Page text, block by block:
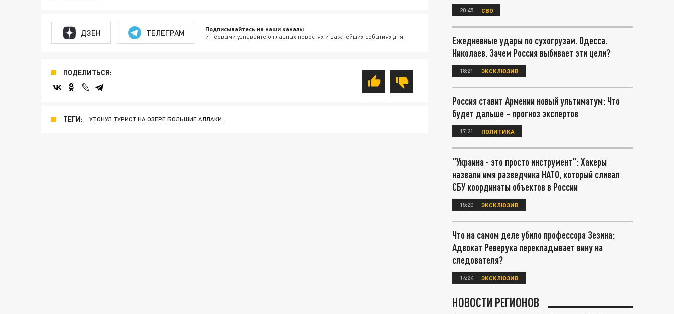
ДЗЕН ТЕЛЕГРАМ Подписывайтесь на наши каналы
и первыми узнавайте о главных новостях и важнейших событиях дня.
ПОДЕЛИТЬСЯ:
ТЕГИ: УТОНУЛ ТУРИСТ НА ОЗЕРЕ БОЛЬШИЕ АЛЛАКИ
20:45 СВО
Ежедневные удары по сухогрузам. Одесса.
Николаев. Зачем Россия выбивает эти цели?
18:21 ЭКСКЛЮЗИВ
Россия ставит Армении новый ультиматум: Что
будет дальше – прогноз экспертов
17:21 ПОЛИТИКА
"Украина - это просто инструмент": Хакеры
назвали имя разведчика НАТО, который сливал
СБУ координаты объектов в России
15:20 ЭКСКЛЮЗИВ
Что на самом деле убило профессора Зезина:
Адвокат Реверука перекладывает вину на
следователя?
14:24 ЭКСКЛЮЗИВ
НОВОСТИ РЕГИОНОВ